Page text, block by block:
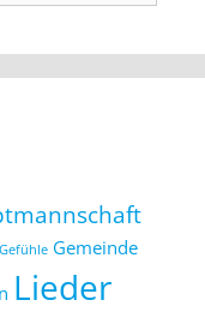
Gefühle Gemeinde
Lieder